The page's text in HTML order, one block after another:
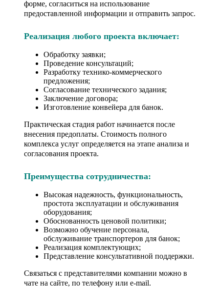
форме, согласиться на использование
предоставленной информации и отправить запрос.
Реализация любого проекта включает:
Обработку заявки;
Проведение консультаций;
Разработку технико-коммерческого
предложения;
Согласование технического задания;
Заключение договора;
Изготовление конвейера для банок.
Практическая стадия работ начинается после
внесения предоплаты. Стоимость полного
комплекса услуг определяется на этапе анализа и
согласования проекта.
Преимущества сотрудничества:
Высокая надежность, функциональность,
простота эксплуатации и обслуживания
оборудования;
Обоснованность ценовой политики;
Возможно обучение персонала,
обслуживание транспортеров для банок;
Реализация комплектующих;
Представление консультативной поддержки.
Связаться с представителями компании можно в
чате на сайте, по телефону или e-mail.